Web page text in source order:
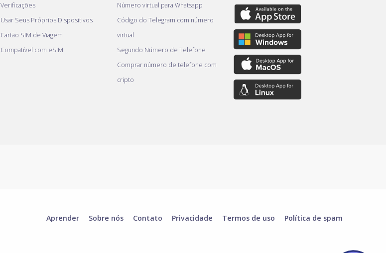
Verificações
Usar Seus Próprios Dispositivos
Cartão SIM de Viagem
Compatível com eSIM
Número virtual para Whatsapp
Código do Telegram com número
virtual
Segundo Número de Telefone
Comprar número de telefone com
cripto
Aprender Sobre nós Contato Privacidade Termos de uso Política de spam